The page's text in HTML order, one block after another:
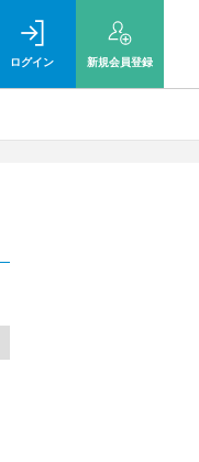
ログイン 新規会員登録